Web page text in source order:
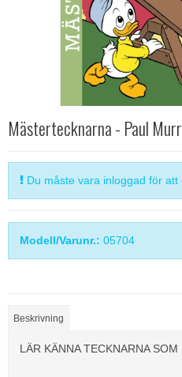
Mästertecknarna - Paul
Du måste vara inloggad för
Modell/Varunr.: 05704
Beskrivning
LÄR KÄNNA TECKNARNA